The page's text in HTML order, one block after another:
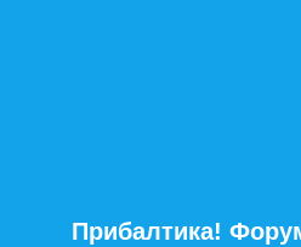
Прибалтика!